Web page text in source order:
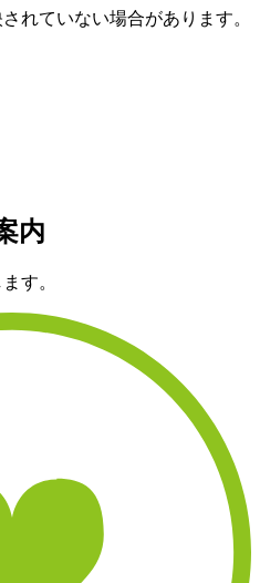
れていない場合があります。
内
す。